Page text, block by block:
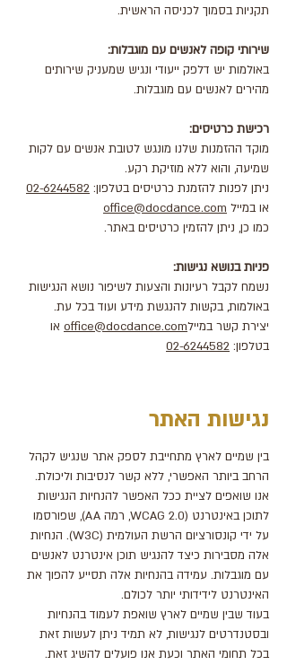
תקניות בסמוך לכניסה הראשית.
שירותי קופה לאנשים עם מוגבלות:
באולמות יש דלפק ייעודי ונגיש שמעניק שירותים
מהירים לאנשים עם מוגבלות.
רכישת כרטיסים:
מוקד ההזמנות שלנו מונגש לטובת אנשים עם לקות
שמיעה, והוא ללא מוזיקת רקע.
ניתן לפנות להזמנת כרטיסים בטלפון: 02-6244582
או במייל office@docdance.com
כמו כן, ניתן להזמין כרטיסים באתר.
פניות בנושא נגישות:
נשמח לקבל רעיונות והצעות לשיפור נושא הנגישות
באולמות, בקשות להנגשת מידע ועוד בכל עת.
יצירת קשר במיילoffice@docdance.com או
בטלפון: 02-6244582
נגישות האתר
בין שמיים לארץ מתחייבת לספק אתר שנגיש לקהל
הרחב ביותר האפשרי, ללא קשר לנסיבות וליכולת.
אנו שואפים לציית ככל האפשר להנחיות הנגישות
לתוכן באינטרנט (WCAG 2.0, רמה AA), שפורסמו
על ידי קונסורציום הרשת העולמית (W3C). הנחיות
אלה מסבירות כיצד להנגיש תוכן אינטרנט לאנשים
עם מוגבלות. עמידה בהנחיות אלה תסייע להפוך את
האינטרנט לידידותי יותר לכולם.
בעוד שבין שמיים לארץ שואפת לעמוד בהנחיות
ובסטנדרטים לנגישות, לא תמיד ניתן לעשות זאת
בכל תחומי האתר וכעת אנו פועלים להשיג זאת.